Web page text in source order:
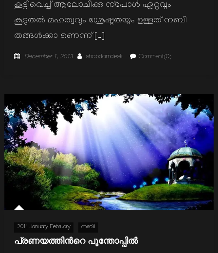
കൂട്ടിവെച്ച് ആലോചിക്കു ന്പോള്‍ ഏറ്റവും
കൂടുതല്‍ മഹത്വവും ശ്രേഷ്ടതയും ഉള്ളത് നബി
തങ്ങള്‍ക്കാ ണെന്ന് […]
Posted
December 1, 2013 Author
shabdamdesk Comment(0)
2011 January-February നബി
പ്രണയത്തിന്‍റെ പൂന്തോപ്പില്‍